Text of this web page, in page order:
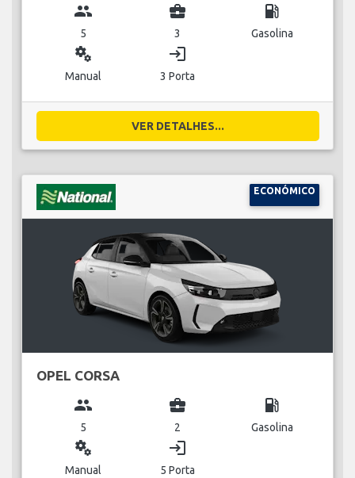
group
5
business_center
3
local_gas_station
Gasolina
miscellaneous_services
Manual
login
3 Porta
VER DETALHES...
ECONÓMICO
OPEL CORSA
group
5
business_center
2
local_gas_station
Gasolina
miscellaneous_services
Manual
login
5 Porta